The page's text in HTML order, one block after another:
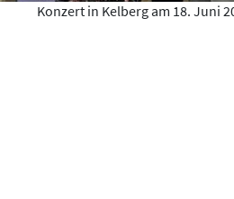
Konzert in Kelberg am 18. Juni